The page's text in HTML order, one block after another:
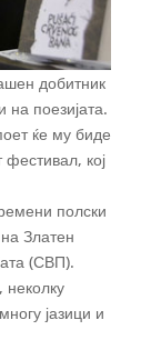
добитник
на поезијата.
ќе му биде
кој
полски
Златен
(СВП).
неколку
јазици и